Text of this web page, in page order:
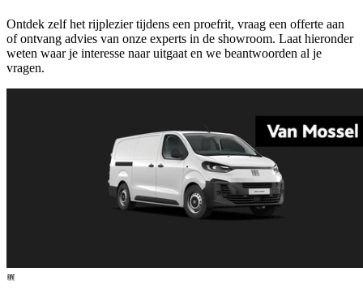
Ontdek zelf het rijplezier tijdens een proefrit, vraag een offerte aan
of ontvang advies van onze experts in de showroom. Laat hieronder
weten waar je interesse naar uitgaat en we beantwoorden al je
vragen.